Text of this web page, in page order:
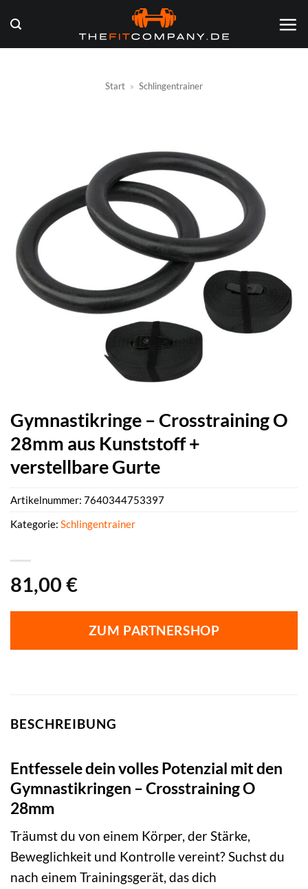
Inhalt
springen
Start » Schlingentrainer
Gymnastikringe – Crosstraining O
28mm aus Kunststoff +
verstellbare Gurte
81,00 €
ZUM PARTNERSHOP
Artikelnummer: 7640344753397
Kategorie: Schlingentrainer
BESCHREIBUNG
Entfessele dein volles Potenzial mit den
Gymnastikringen – Crosstraining O
28mm
Träumst du von einem Körper, der Stärke,
Beweglichkeit und Kontrolle vereint? Suchst du
nach einem Trainingsgerät, das dich